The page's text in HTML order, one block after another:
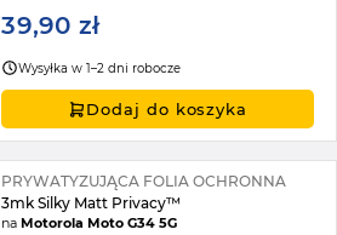
39,90 zł
Wysyłka w 1–2 dni robocze
Dodaj do koszyka
PRYWATYZUJĄCA FOLIA OCHRONNA
3mk Silky Matt Privacy™
naMotorola Moto G34 5G